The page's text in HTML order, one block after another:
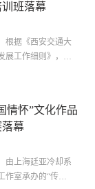
训班落幕
根据《西安交通大
展工作细则》，电
发展对象的理论根
代青年的使命感
情怀”文化作品
幕
由上海廷亚冷却系
作室承办的“传承